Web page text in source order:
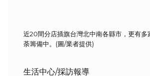
近20間分店插旗台灣北中南各縣市，更有多
荼籌備中。(圖/業者提供)
生活中心/採訪報導